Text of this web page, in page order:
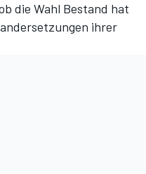
die Wahl Bestand hat
ihrer